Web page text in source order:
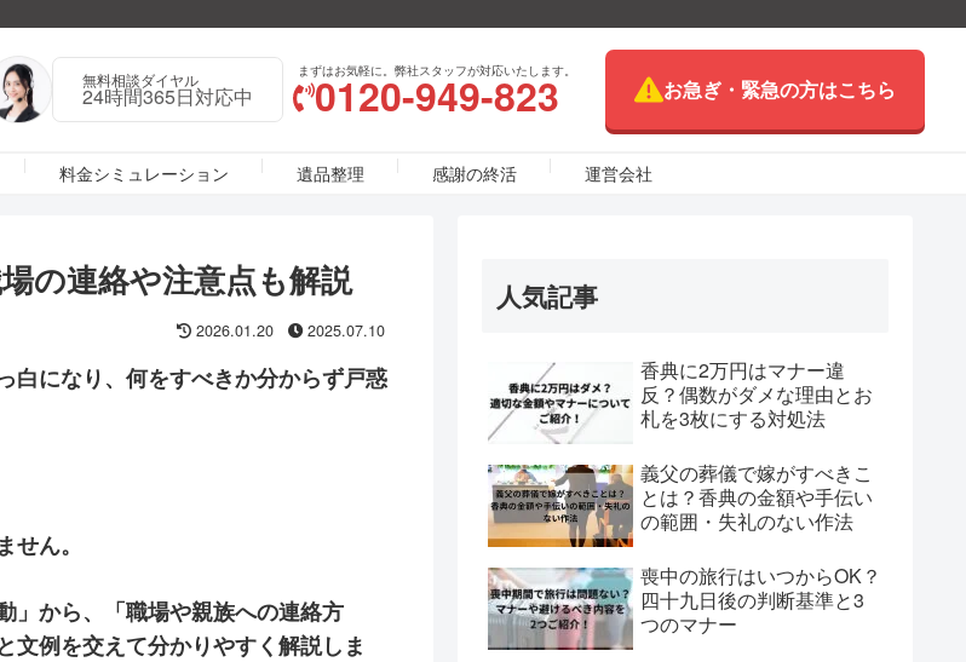
無料相談ダイヤル
24時間365日対応中
まずはお気軽に。弊社スタッフが対応いたします。
0120-949-823 お急ぎ・緊急の方はこちら
料金シミュレーション 遺品整理 感謝の終活 運営会社
の連絡や注意点も解説
2026.01.20 2025.07.10
白になり、何をすべきか分からず戸惑
ん。
」から、「職場や親族への連絡方
文例を交えて分かりやすく解説しま
人気記事
香典に2万円はマナー違
反？偶数がダメな理由とお
札を3枚にする対処法
義父の葬儀で嫁がすべきこ
とは？香典の金額や手伝い
の範囲・失礼のない作法
喪中の旅行はいつからOK？
四十九日後の判断基準と3
つのマナー